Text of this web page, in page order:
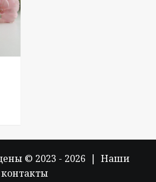
© 2023 - 2026 | Наши
контакты